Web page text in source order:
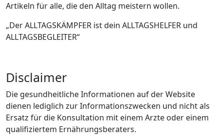
Artikeln für alle, die den Alltag meistern wollen.
„Der ALLTAGSKÄMPFER ist dein ALLTAGSHELFER und
ALLTAGSBEGLEITER“
Disclaimer
Die gesundheitliche Informationen auf der Website
dienen lediglich zur Informationszwecken und nicht als
Ersatz für die Konsultation mit einem Arzte oder einem
qualifiziertem Ernährungsberaters.